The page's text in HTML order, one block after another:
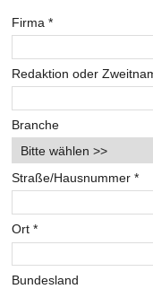
Firma*
Redaktion oder
Branche
Straße/Hausnummer*
Ort*
Bundesland